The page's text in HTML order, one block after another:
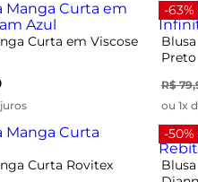
Curta em Viscose
-63%
Preto
R$
ou 1x
Curta Rovitex
-50%